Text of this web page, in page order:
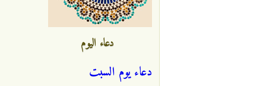
دعاء اليوم
دعاء يوم السبت